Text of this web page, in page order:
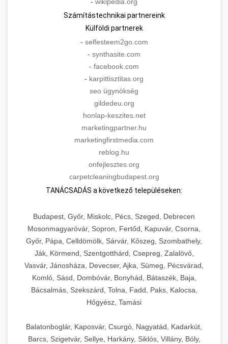
- wikipedia.org
Számítástechnikai partnereink
Külföldi partnerek
- selfesteem2go.com
- synthasite.com
- facebook.com
- karpittisztitas.org
seo ügynökség
gildedeu.org
honlap-keszites.net
marketingpartner.hu
marketingfirstmedia.com
reblog.hu
onfejlesztes.org
carpetcleaningbudapest.org
TANÁCSADÁS a következő településeken:
Budapest, Győr, Miskolc, Pécs, Szeged, Debrecen
Mosonmagyaróvár, Sopron, Fertőd, Kapuvár, Csorna,
Győr, Pápa, Celldömölk, Sárvár, Kőszeg, Szombathely,
Ják, Körmend, Szentgotthárd, Csepreg, Zalalövő,
Vasvár, Jánosháza, Devecser, Ajka, Sümeg, Pécsvárad,
Komló, Sásd, Dombóvár, Bonyhád, Bátaszék, Baja,
Bácsalmás, Szekszárd, Tolna, Fadd, Paks, Kalocsa,
Hőgyész, Tamási
Balatonboglár, Kaposvár, Csurgó, Nagyatád, Kadarkút,
Barcs, Szigetvár, Sellye, Harkány, Siklós, Villány, Bóly,